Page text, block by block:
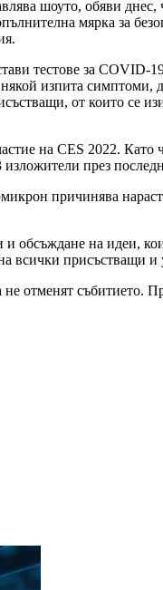
шоуто, обяви
мярка за
тестове за
изпита симптоми,
от които се
на CES 2022. Като
през
причинява
и обсъждане на идеи,
всички присъстващи и
отменят събитието.